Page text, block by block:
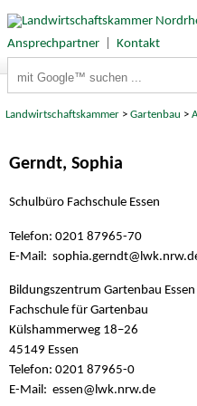
Ansprechpartner|
Kontakt
Landwirtschaftskammer >Gartenbau >
Gerndt, Sophia
Schulbüro Fachschule Essen
Telefon: 0201 87965-70
E-Mail: sophia.gerndt@
Bildungszentrum Gartenbau Essen
Fachschule für Gartenbau
Külshammerweg 18–26
45149 Essen
Telefon: 0201 87965-0
E-Mail: essen@ lwk.nrw.de